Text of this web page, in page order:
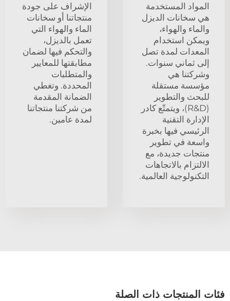
المواد المستخدمة
هي سخانات الديزل
والماء والهواء،
ويمكن استخدام
المعدات لمدة تصل
إلى ثماني سنوات.
وشركتنا هي
مؤسسة مستقلة
للبحث والتطوير
(R&D)، ويتمتّع كادر
الإدارة التقنية
الرئيسي فيها بخبرة
واسعة في تطوير
منتجات جديدة، مع
الالتزام بالاتجاهات
التكنولوجية العالمية.
الإشراف على جودة
منتجاتنا أو سخانات
الماء والهواء التي
تعمل بالديزل،
والتحكم فيها لضمان
مطابقتها للمعايير
والمتطلبات
المحددة. وتغطي
الضمانة المقدمة
من شركتنا منتجاتنا
لمدة عامين.
فئات المنتجات ذات الصلة